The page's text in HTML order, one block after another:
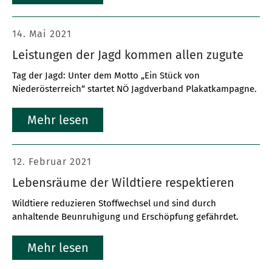
Leistungen der Jagd kommen allen zugute
Tag der Jagd: Unter dem Motto „Ein Stück von
Niederösterreich“ startet NÖ Jagdverband Plakatkampagne.
14. Mai 2021
Mehr lesen
Lebensräume der Wildtiere respektieren
Wildtiere reduzieren Stoffwechsel und sind durch
anhaltende Beunruhigung und Erschöpfung gefährdet.
12. Februar 2021
Mehr lesen